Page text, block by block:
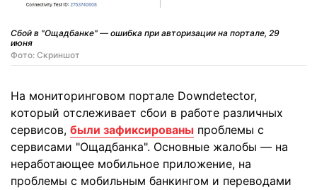
Сбой в "Ощадбанке" — ошибка при авторизации на портале, 29
июня
Фото: Скриншот
На мониторинговом портале Downdetector,
который отслеживает сбои в работе различных
сервисов, были зафиксированы проблемы с
сервисами "Ощадбанка". Основные жалобы — на
неработающее мобильное приложение, на
проблемы с мобильным банкингом и переводами